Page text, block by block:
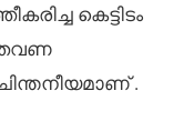
കെട്ടിടം
.